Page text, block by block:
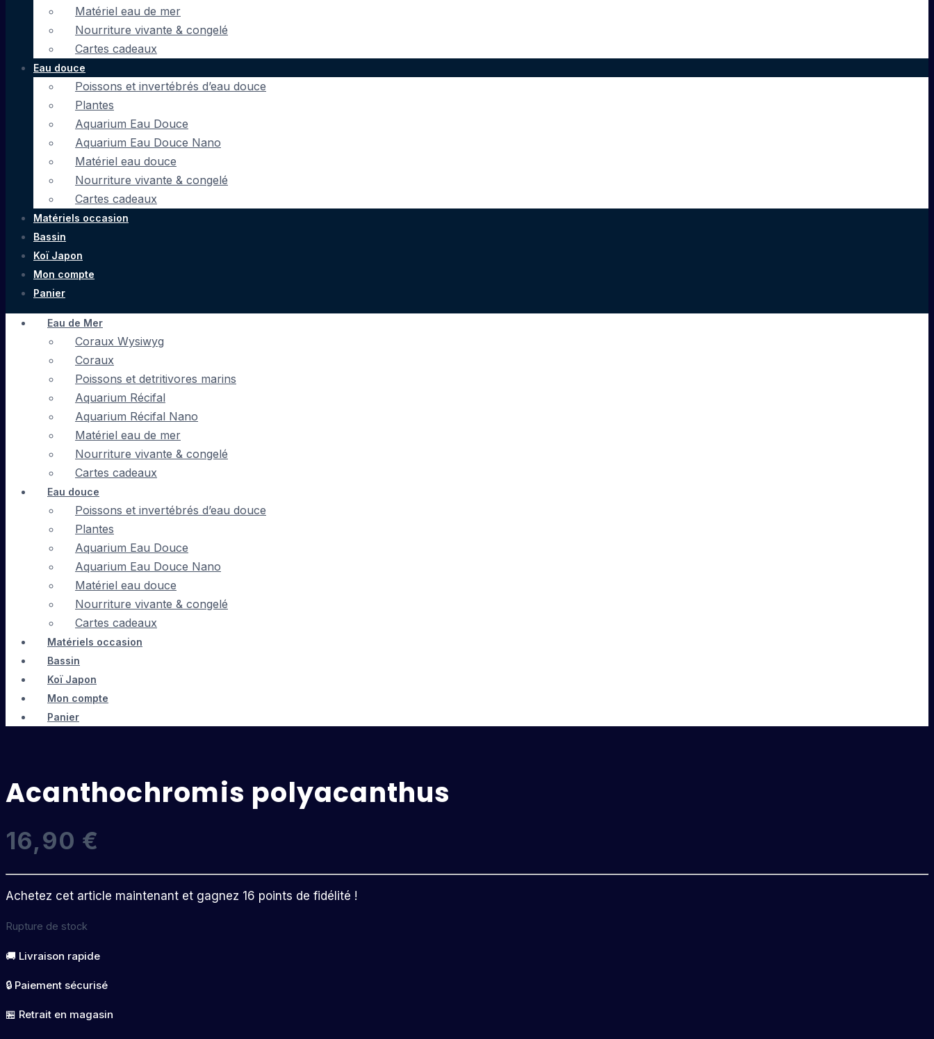
Matériel eau de mer
Nourriture vivante & congelé
Cartes cadeaux
Eau douce
Poissons et invertébrés d’eau douce
Plantes
Aquarium Eau Douce
Aquarium Eau Douce Nano
Matériel eau douce
Nourriture vivante & congelé
Cartes cadeaux
Matériels occasion
Bassin
Koï Japon
Mon compte
Panier
Eau de Mer
Coraux Wysiwyg
Coraux
Poissons et detritivores marins
Aquarium Récifal
Aquarium Récifal Nano
Matériel eau de mer
Nourriture vivante & congelé
Cartes cadeaux
Eau douce
Poissons et invertébrés d’eau douce
Plantes
Aquarium Eau Douce
Aquarium Eau Douce Nano
Matériel eau douce
Nourriture vivante & congelé
Cartes cadeaux
Matériels occasion
Bassin
Koï Japon
Mon compte
Panier
Acanthochromis polyacanthus
16,90 €
Achetez cet article maintenant et gagnez 16 points de fidélité !
Rupture de stock
🚚 Livraison rapide
🔒 Paiement sécurisé
🏪 Retrait en magasin